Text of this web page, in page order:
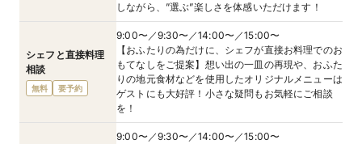
しながら、”選ぶ”楽しさを体感いただけます！
シェフと直接料理
相談
無料 要予約
9:00〜／9:30〜／14:00〜／15:00〜
【おふたりの為だけに、シェフが直接お料理でのお
もてなしをご提案】想い出の一皿の再現や、おふた
りの地元食材などを使用したオリジナルメニューは
ゲストにも大好評！小さな疑問もお気軽にご相談
を！
9:00〜／9:30〜／14:00〜／15:00〜